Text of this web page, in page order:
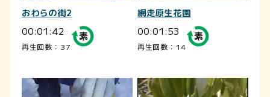
おわらの街2
00:01:42
再生回数：37
網走原生花園
00:01:53
再生回数：14